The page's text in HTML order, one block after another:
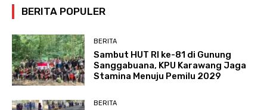
BERITA POPULER
BERITA
Sambut HUT RI ke-81 di Gunung
Sanggabuana, KPU Karawang Jaga
Stamina Menuju Pemilu 2029
BERITA